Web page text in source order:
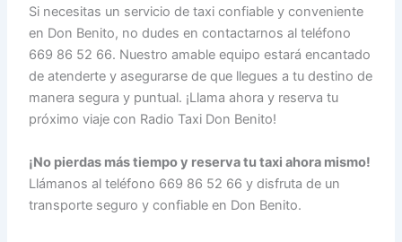
Si necesitas un servicio de taxi confiable y conveniente
en Don Benito, no dudes en contactarnos al teléfono
669 86 52 66. Nuestro amable equipo estará encantado
de atenderte y asegurarse de que llegues a tu destino de
manera segura y puntual. ¡Llama ahora y reserva tu
próximo viaje con Radio Taxi Don Benito!
¡No pierdas más tiempo y reserva tu taxi ahora mismo!
Llámanos al teléfono 669 86 52 66 y disfruta de un
transporte seguro y confiable en Don Benito.